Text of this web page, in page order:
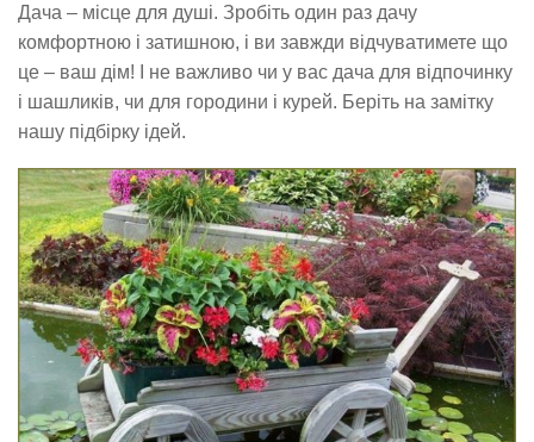
Дача – місце для душі. Зробіть один раз дачу
комфортною і затишною, і ви завжди відчуватимете що
це – ваш дім! І не важливо чи у вас дача для відпочинку
і шашликів, чи для городини і курей. Беріть на замітку
нашу підбірку ідей.